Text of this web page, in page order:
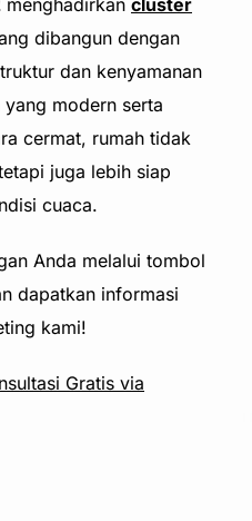
menghadirkan cluster
dibangun dengan
dan kenyamanan
modern serta
cermat, rumah tidak
juga lebih siap
cuaca.
Anda melalui tombol
dapatkan informasi
kami!
Gratis via